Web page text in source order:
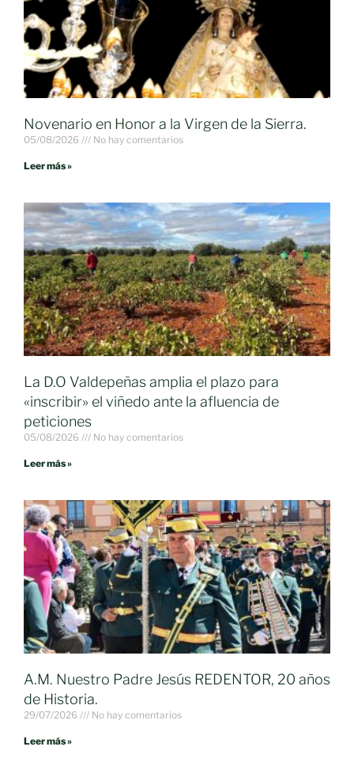
Novenario en Honor a la Virgen de la Sierra.
05/08/2026 No hay comentarios
Leer más »
La D.O Valdepeñas amplia el plazo para
«inscribir» el viñedo ante la afluencia de
peticiones
05/08/2026 No hay comentarios
Leer más »
A.M. Nuestro Padre Jesús REDENTOR, 20 años
de Historia.
29/07/2026 No hay comentarios
Leer más »